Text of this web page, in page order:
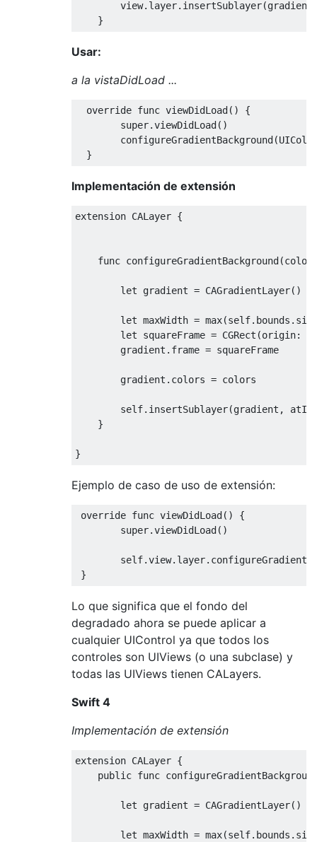
        view
. layer. insertSublayer(gradient
}
Usar:
a la vistaDidLoad ...
override func viewDidLoad ()
{
super.viewDidLoad ()
        configureGradientBackground
(
}
Implementación de extensión
extension CALayer {
    func configureGradientBackground
(
let gradient = CAGradientLayer()
let maxWidth = max(self. bounds .
let squareFrame = CGRect (origin:
        gradient
. frame = squareFrame
        gradient
. colors = colors
self. insertSublayer(gradient ,
}
}
Ejemplo de caso de uso de extensión:
override func viewDidLoad ()
{
super.viewDidLoad ()
self.view. layer.
}
Lo que significa que el fondo del
degradado ahora se puede aplicar a
cualquier UIControl ya que todos los
controles son UIViews (o una subclase) y
todas las UIViews tienen CALayers.
Swift 4
Implementación de extensión
extension CALayer {
public func
let gradient = CAGradientLayer()
let maxWidth = max(self. bounds .